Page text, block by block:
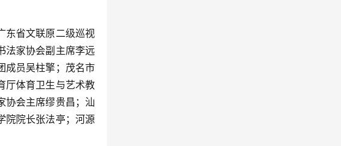
东省文联原二级巡视
法家协会副主席李远
成员吴柱擎；茂名市
厅体育卫生与艺术教
协会主席缪贵昌；汕
院院长张法亭；河源